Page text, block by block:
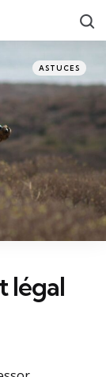
Categories
Posted
in
ASTUCES
légal